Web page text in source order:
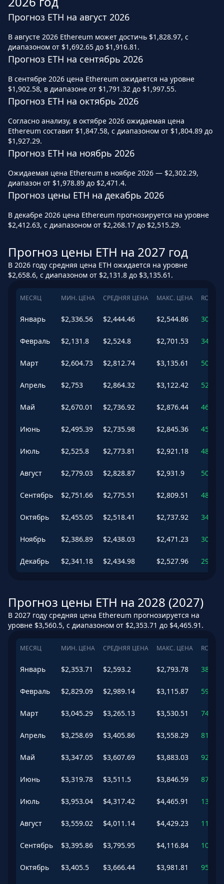
Прогноз ETH на август 2026
В августе 2026 Ethereum может достичь $1,828.97, с
диапазоном от $1,692.65 до $1,916.81.
Прогноз ETH на сентябрь 2026
В сентябре 2026 цена Ethereum ожидается на уровне
$1,902.58, в диапазоне от $1,791.32 до $1,997.55.
Прогноз ETH на октябрь 2026
Согласно анализу, в октябре 2026 ожидаемая цена
Ethereum составит $1,847.58, с диапазоном от $1,804.89 до
$1,927.29.
Прогноз ETH на ноябрь 2026
Ожидаемая цена Ethereum в ноябре 2026 — $2,302.29,
диапазон от $1,978.89 до $2,471.4.
Прогноз цены ETH на декабрь 2026
В декабре 2026 цена Ethereum прогнозируется на уровне
$2,412.63, с диапазоном от $2,268.17 до $2,515.29.
Прогноз цены ETH на 2027 год
В 2026 году средняя цена ETH ожидается на уровне
$2,658.6, с диапазоном от $2,131.8 до $3,135.61.
МЕСЯЦ МИН. ЦЕНА СРЕДНЯЯ ЦЕНА МАКС. ЦЕНА ROI
Январь $2,336.56 $2,444.46 $2,544.86 30.43
Февраль $2,131.8 $2,524.8 $2,701.53 34.72
Март $2,604.73 $2,812.74 $3,135.61 50.08
Апрель $2,753 $2,864.32 $3,122.42 52.84
Май $2,670.01 $2,736.92 $2,876.44 46.04
Июнь $2,495.39 $2,735.98 $2,845.36 45.99
Июль $2,525.8 $2,773.81 $2,921.18 48.01
Август $2,779.03 $2,828.87 $2,931.9 50.94
Сентябрь $2,751.66 $2,775.51 $2,809.51 48.1
Октябрь $2,455.05 $2,518.41 $2,737.92 34.38
Ноябрь $2,386.89 $2,438.03 $2,471.23 30.09
Декабрь $2,341.18 $2,434.98 $2,527.96 29.93
Прогноз цены ETH на 2028 (2027)
В 2027 году средняя цена Ethereum прогнозируется на
уровне $3,560.5, с диапазоном от $2,353.71 до $4,465.91.
МЕСЯЦ МИН. ЦЕНА СРЕДНЯЯ ЦЕНА МАКС. ЦЕНА ROI
Январь $2,353.71 $2,593.2 $2,793.78 38.37
Февраль $2,829.09 $2,989.14 $3,115.87 59.5
Март $3,045.29 $3,265.13 $3,530.51 74.22
Апрель $3,258.69 $3,405.86 $3,558.29 81.73
Май $3,347.05 $3,607.69 $3,883.03 92.5
Июнь $3,319.78 $3,511.5 $3,846.59 87.37
Июль $3,953.04 $4,317.42 $4,465.91 130.37
Август $3,559.02 $4,011.14 $4,429.23 114.03
Сентябрь $3,395.86 $3,795.95 $4,116.84 102.55
Октябрь $3,405.5 $3,666.44 $3,981.81 95.64